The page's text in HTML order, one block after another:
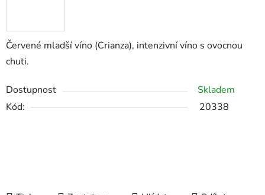
Červené mladší víno (Crianza), intenzivní víno s ovocnou
chuti.
Dostupnost
Skladem
Kód:
20338